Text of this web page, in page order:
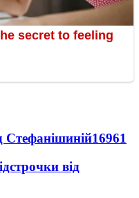
Стефанішиній16961
від